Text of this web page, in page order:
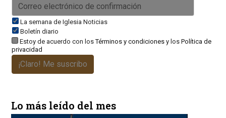
La semana de Iglesia Noticias
Boletín diario
Estoy de acuerdo con losTérminos y condicionesy los Política de
privacidad
¡Claro! Me suscribo
Lo más leído del mes